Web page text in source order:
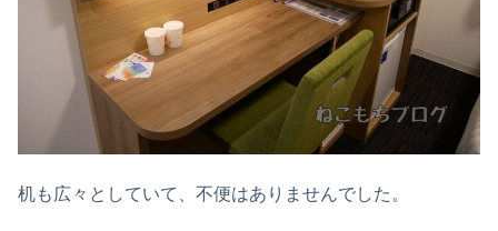
机も広々としていて、不便はありませんでした。